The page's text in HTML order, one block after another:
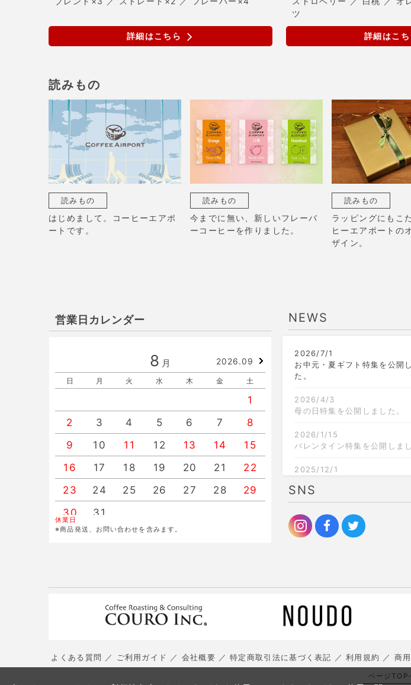
詳細はこちら
ツ
詳細はこち
読みもの
読みもの
はじめまして。コーヒーエアポ
ートです。
読みもの
今までに無い、新しいフレーバ
ーコーヒーを作りました。
読みもの
ラッピングにもこ
ヒーエアポートの
ザイン。
営業日カレンダー
8 月 2026.09
日 月 火 水 木 金 土
1
2
3 4 5 6 7
8
9
10 11 12 13 14
15
16
17 18 19 20 21
22
23
24 25 26 27 28
29
30
31
9月
日
13
14 15 16
20
21
27
休業日
※商品発送、お問い合わせを含みます。
NEWS
2026/7/1
お中元・夏ギフト特集を公開
た。
2026/4/3
母の日特集を公開しました。
2026/1/15
バレンタイン特集を公開しまし
2025/12/1
ました。
2025/9/6
お歳暮特集を公開しました。
SNS
よくある質問 ご利用ガイド 会社概要 特定商取引法に基づく表記 利用規約 商
ページTOP